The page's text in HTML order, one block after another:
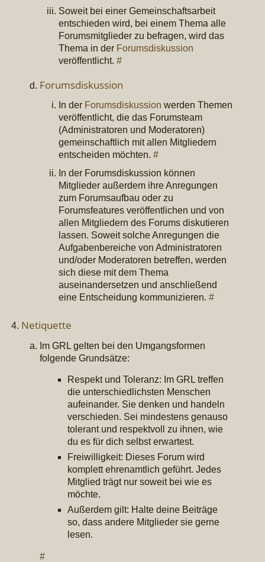
Soweit bei einer Gemeinschaftsarbeit
entschieden wird, bei einem Thema alle
Forumsmitglieder zu befragen, wird das
Thema in der Forumsdiskussion
veröffentlicht. #
Forumsdiskussion
In der Forumsdiskussion werden Themen
veröffentlicht, die das Forumsteam
(Administratoren und Moderatoren)
gemeinschaftlich mit allen Mitgliedern
entscheiden möchten. #
In der Forumsdiskussion können
Mitglieder außerdem ihre Anregungen
zum Forumsaufbau oder zu
Forumsfeatures veröffentlichen und von
allen Mitgliedern des Forums diskutieren
lassen. Soweit solche Anregungen die
Aufgabenbereiche von Administratoren
und/oder Moderatoren betreffen, werden
sich diese mit dem Thema
auseinandersetzen und anschließend
eine Entscheidung kommunizieren. #
Netiquette
Im GRL gelten bei den Umgangsformen
folgende Grundsätze:
Respekt und Toleranz: Im GRL treffen
die unterschiedlichsten Menschen
aufeinander. Sie denken und handeln
verschieden. Sei mindestens genauso
tolerant und respektvoll zu ihnen, wie
du es für dich selbst erwartest.
Freiwilligkeit: Dieses Forum wird
komplett ehrenamtlich geführt. Jedes
Mitglied trägt nur soweit bei wie es
möchte.
Außerdem gilt: Halte deine Beiträge
so, dass andere Mitglieder sie gerne
lesen.
#